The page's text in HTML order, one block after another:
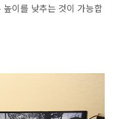
이를 낮추는 것이 가능합